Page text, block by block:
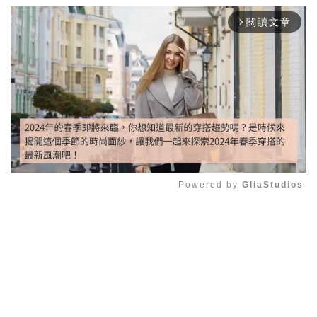
arrow_forward_ios 閱讀文章
Powered by GliaStudios